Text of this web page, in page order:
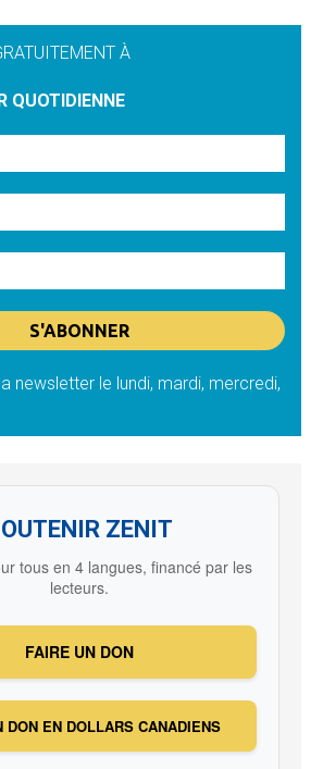
À
QUOTIDIENNE
newsletter le lundi, mardi, mercredi,
ZENIT
tous en 4 langues, financé par les
lecteurs.
FAIRE UN DON
DON EN DOLLARS CANADIENS